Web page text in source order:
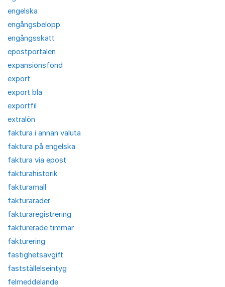
engelska
engångsbelopp
engångsskatt
epostportalen
expansionsfond
export
export bla
exportfil
extralön
faktura i annan valuta
faktura på engelska
faktura via epost
fakturahistorik
fakturamall
fakturarader
fakturaregistrering
fakturerade timmar
fakturering
fastighetsavgift
fastställelseintyg
felmeddelande